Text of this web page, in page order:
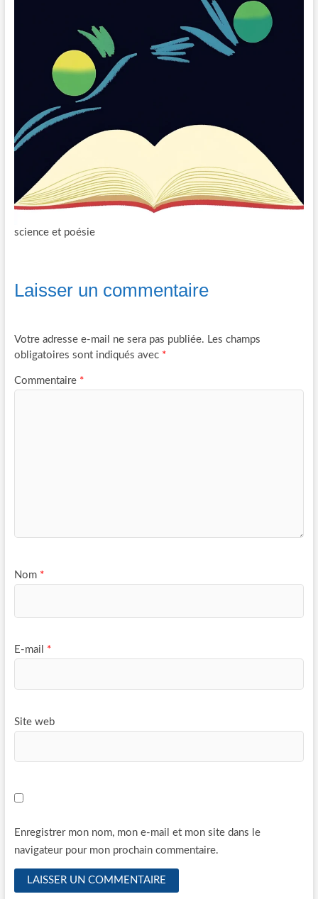
science et poésie
Laisser un commentaire
Votre adresse e-mail ne sera pas publiée. Les champs
obligatoires sont indiqués avec *
Commentaire *
Nom *
E-mail *
Site web
Enregistrer mon nom, mon e-mail et mon site dans le
navigateur pour mon prochain commentaire.